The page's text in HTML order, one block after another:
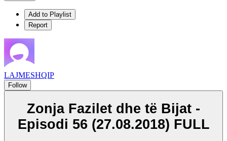
Add to Playlist
Report
LAJMESHQIP
Follow
Zonja Fazilet dhe të Bijat -
Episodi 56 (27.08.2018) FULL